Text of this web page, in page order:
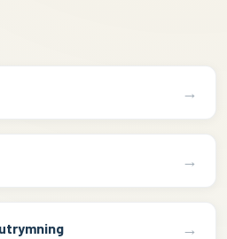
→
→
→